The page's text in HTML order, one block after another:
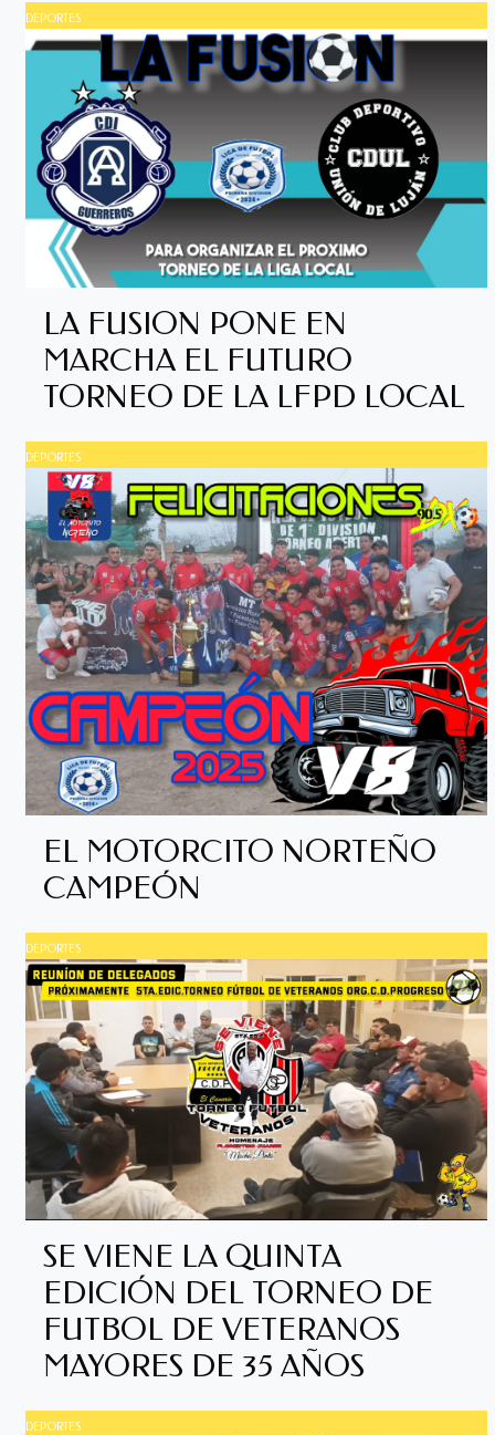
DEPORTES
LA FUSION PONE EN
MARCHA EL FUTURO
TORNEO DE LA LFPD LOCAL
DEPORTES
EL MOTORCITO NORTEÑO
CAMPEÓN
DEPORTES
SE VIENE LA QUINTA
EDICIÓN DEL TORNEO DE
FUTBOL DE VETERANOS
MAYORES DE 35 AÑOS
DEPORTES